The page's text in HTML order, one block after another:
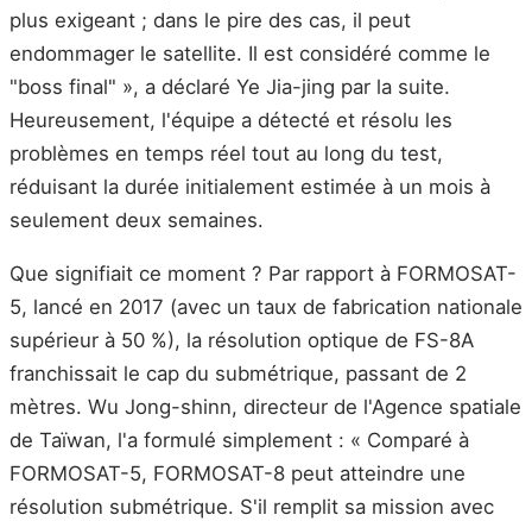
plus exigeant ; dans le pire des cas, il peut
endommager le satellite. Il est considéré comme le
"boss final" », a déclaré Ye Jia-jing par la suite.
Heureusement, l'équipe a détecté et résolu les
problèmes en temps réel tout au long du test,
réduisant la durée initialement estimée à un mois à
seulement deux semaines.
Que signifiait ce moment ? Par rapport à FORMOSAT-
5, lancé en 2017 (avec un taux de fabrication nationale
supérieur à 50 %), la résolution optique de FS-8A
franchissait le cap du submétrique, passant de 2
mètres. Wu Jong-shinn, directeur de l'Agence spatiale
de Taïwan, l'a formulé simplement : « Comparé à
FORMOSAT-5, FORMOSAT-8 peut atteindre une
résolution submétrique. S'il remplit sa mission avec